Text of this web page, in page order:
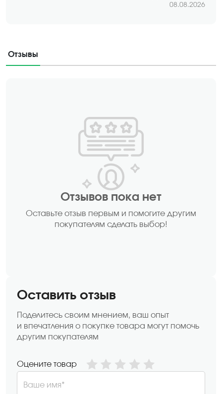
08.08.2026
Отзывы
Отзывов пока нет
Оставьте отзыв первым и помогите другим
покупателям сделать выбор!
Оставить отзыв
Поделитесь своим мнением, ваш опыт
и впечатления о покупке товара могут помочь
другим покупателям
Оцените товар
Ваше имя*